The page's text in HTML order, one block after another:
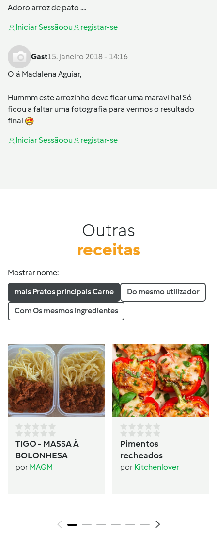
Adoro arroz de pato ....
Iniciar Sessãoou registar-se
Gast15. janeiro 2018 - 14:16
Olá Madalena Aguiar,
Hummm este arrozinho deve ficar uma maravilha! Só
ficou a faltar uma fotografia para vermos o resultado
final
Iniciar Sessãoou registar-se
Outras
receitas
Mostrar nome:
mais Pratos principais Carne Do mesmo utilizador
Com Os mesmos ingredientes
TIGO - MASSA À
BOLONHESA
por MAGM
Pimentos
recheados
por Kitchenlover